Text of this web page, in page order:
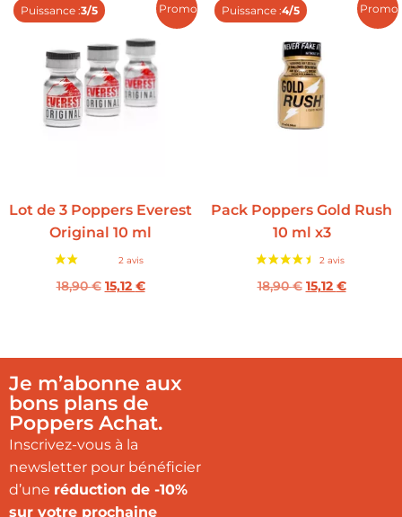
Promo !
Puissance :3/5
Lot de 3 Poppers Everest
Original 10 ml
18,90€ 15,12 €
Promo
Puissance :4/5
Pack Poppers Gold Rush
10 ml x3
18,90€ 15,12 €
Je m’abonne aux
bons plans de
Poppers Achat.
Inscrivez-vous à la
newsletter pour bénéficier
d’une réduction de -10%
sur votre prochaine